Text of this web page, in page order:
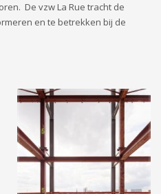
De vzw La Rue tracht de
en te betrekken bij de